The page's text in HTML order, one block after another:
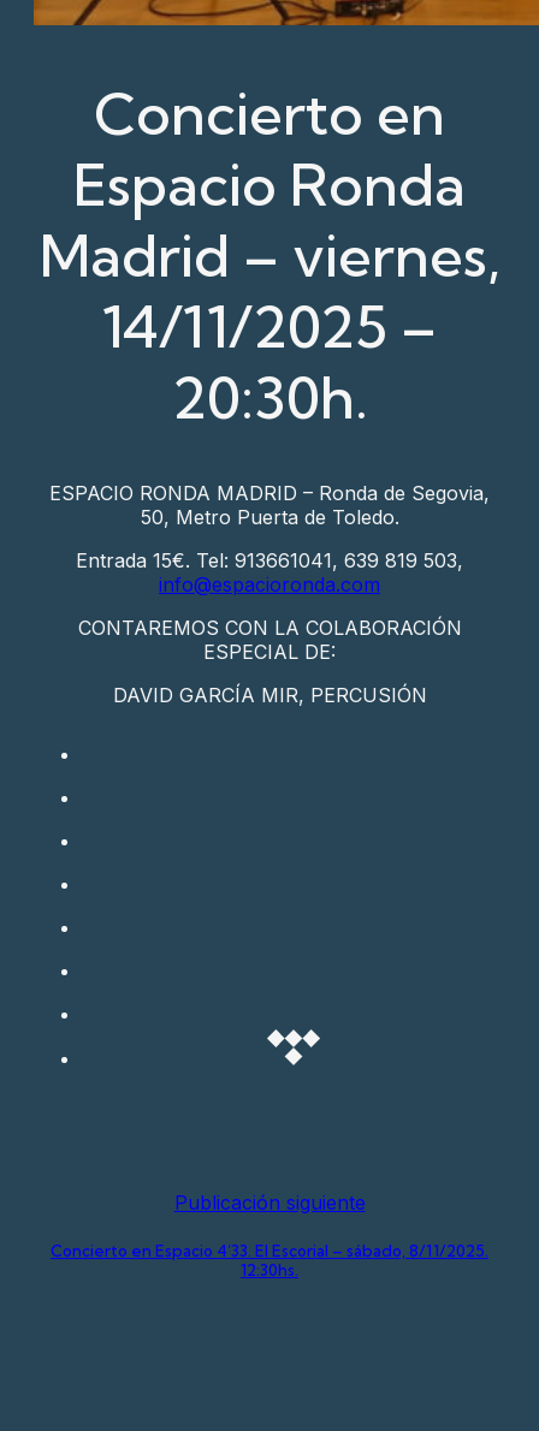
Concierto en
Espacio Ronda
Madrid – viernes,
14/11/2025 –
20:30h.
ESPACIO RONDA MADRID – Ronda de Segovia,
50, Metro Puerta de Toledo.
Entrada 15€. Tel: 913661041, 639 819 503,
info@espacioronda.com
CONTAREMOS CON LA COLABORACIÓN
ESPECIAL DE:
DAVID GARCÍA MIR, PERCUSIÓN
Publicación siguiente
Concierto en Espacio 4’33. El Escorial – sábado, 8/11/2025.
12:30hs.